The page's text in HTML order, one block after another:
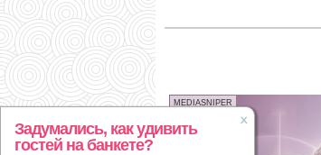
Задумались, как удивить
гостей на банкете?
MEDIASNIPER